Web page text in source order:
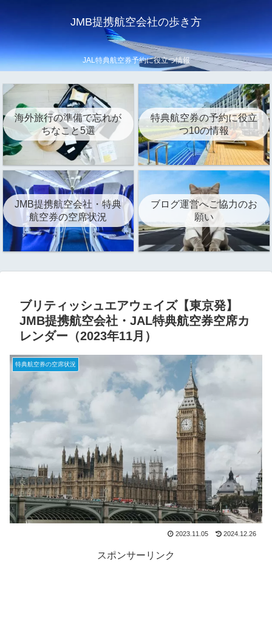
JMB提携航空会社の歩き方
JAL特典航空券予約に役立つ情報
海外旅行の準備で忘れが
ちなこと5選
特典航空券の予約に役立
つ10の情報
JMB提携航空会社・特典
航空券の空席状況
ブログ運営へご協力のお
願い
ブリティッシュエアウェイズ【東京発】
JMB提携航空会社・JAL特典航空券空席カ
レンダー（2023年11月）
特典航空券の空席状況
2023.11.05 2024.12.26
スポンサーリンク